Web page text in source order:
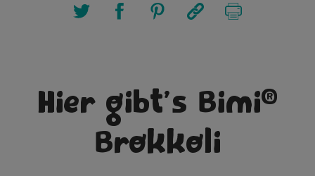
Hier gibt’s Bimi®
Brokkoli